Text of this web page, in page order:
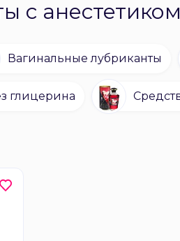
с анестетиком
Вагинальные лубриканты
глицерина